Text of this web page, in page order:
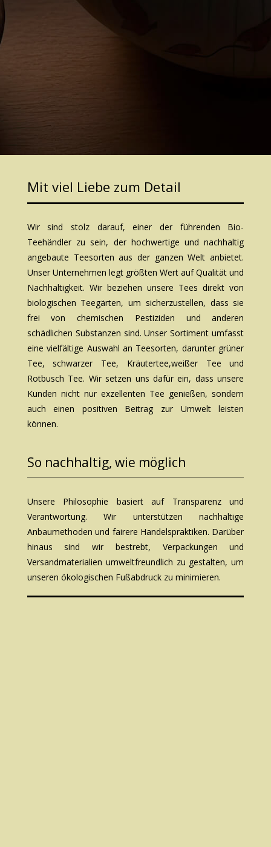
Mit viel Liebe zum Detail
Wir sind stolz darauf, einer der führenden Bio-
Teehändler zu sein, der hochwertige und nachhaltig
angebaute Teesorten aus der ganzen Welt anbietet.
Unser Unternehmen legt größten Wert auf Qualität und
Nachhaltigkeit. Wir beziehen unsere Tees direkt von
biologischen Teegärten, um sicherzustellen, dass sie
frei von chemischen Pestiziden und anderen
schädlichen Substanzen sind. Unser Sortiment umfasst
eine vielfältige Auswahl an Teesorten, darunter grüner
Tee, schwarzer Tee, Kräutertee,weißer Tee und
Rotbusch Tee. Wir setzen uns dafür ein, dass unsere
Kunden nicht nur exzellenten Tee genießen, sondern
auch einen positiven Beitrag zur Umwelt leisten
können.
So nachhaltig, wie möglich
Unsere Philosophie basiert auf Transparenz und
Verantwortung. Wir unterstützen nachhaltige
Anbaumethoden und fairere Handelspraktiken. Darüber
hinaus sind wir bestrebt, Verpackungen und
Versandmaterialien umweltfreundlich zu gestalten, um
unseren ökologischen Fußabdruck zu minimieren.